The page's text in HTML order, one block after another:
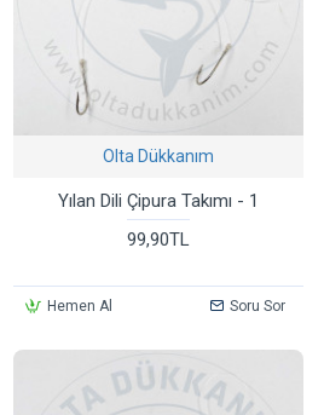
Olta Dükkanım
Yılan Dili Çipura Takımı - 1
99,90TL
Hemen Al Soru Sor